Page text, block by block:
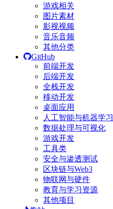
游戏相关
图片素材
影视视频
音乐音频
其他分类
GitHub
前端开发
后端开发
全栈开发
移动开发
桌面应用
人工智能与机器学习
数据处理与可视化
游戏开发
工具类
安全与渗透测试
区块链与Web3
物联网与硬件
教育与学习资源
其他项目